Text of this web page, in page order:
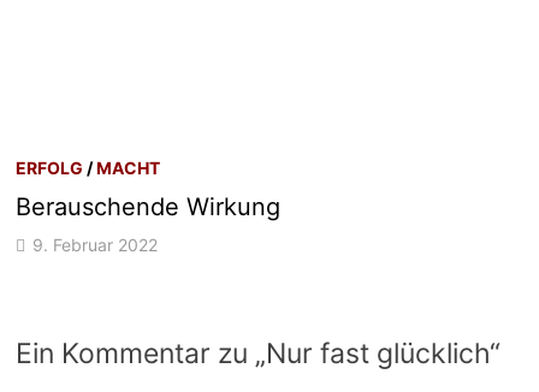
ERFOLG /MACHT
Berauschende Wirkung
9. Februar 2022
Ein Kommentar zu „Nur fast glücklich“